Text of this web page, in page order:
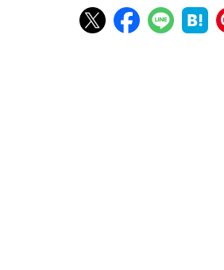
物理的、精神的に、やはり覚悟は必要だ
ですからちっとも大変だと思いません」